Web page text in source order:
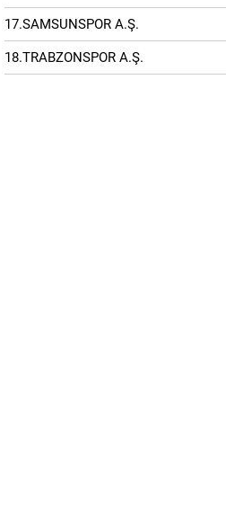
17.SAMSUNSPOR A.Ş.
18.TRABZONSPOR A.Ş.